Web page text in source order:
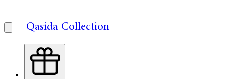
Qasida Collection